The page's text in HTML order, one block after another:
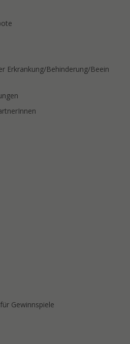
Erkrankung/Behinderung/Beein
Gewinnspiele